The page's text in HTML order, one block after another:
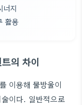
너지
활용
의 차이
이용해 물방울이
이다. 일반적으로